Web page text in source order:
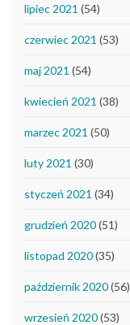
lipiec 2021 (54)
czerwiec 2021 (53)
maj 2021 (54)
kwiecień 2021 (38)
marzec 2021 (50)
luty 2021 (30)
styczeń 2021 (34)
grudzień 2020(51)
listopad 2020(35)
październik 2020(56)
wrzesień 2020(53)